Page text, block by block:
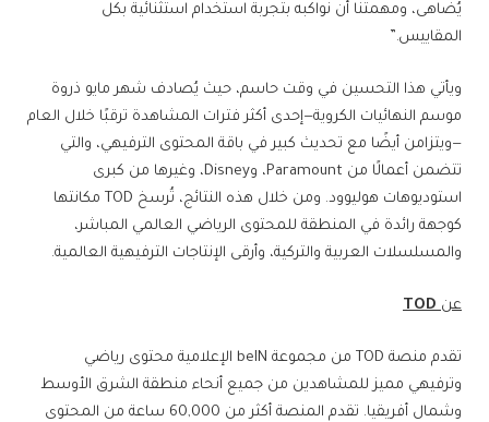
يُضاهى، ومهمتنا أن نواكبه بتجربة استخدام استثنائية بكل
المقاييس.”
ويأتي هذا التحسين في وقت حاسم، حيث يُصادف شهر مايو ذروة
موسم النهائيات الكروية—إحدى أكثر فترات المشاهدة ترقبًا خلال العام
—ويتزامن أيضًا مع تحديث كبير في باقة المحتوى الترفيهي، والتي
تتضمن أعمالًا من Paramount، وDisney، وغيرها من كبرى
استوديوهات هوليوود. ومن خلال هذه النتائج، تُرسخ TOD مكانتها
كوجهة رائدة في المنطقة للمحتوى الرياضي العالمي المباشر،
والمسلسلات العربية والتركية، وأرقى الإنتاجات الترفيهية العالمية.
عن TOD
تقدم منصة TOD من مجموعة beIN الإعلامية محتوى رياضي
وترفيهي مميز للمشاهدين من جميع أنحاء منطقة الشرق الأوسط
وشمال أفريقيا. تقدم المنصة أكثر من 60,000 ساعة من المحتوى